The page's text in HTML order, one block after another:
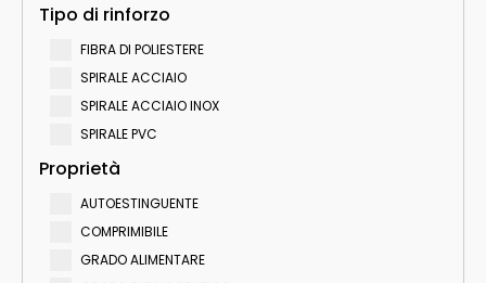
Tipo di rinforzo
FIBRA DI POLIESTERE
SPIRALE ACCIAIO
SPIRALE ACCIAIO INOX
SPIRALE PVC
Proprietà
AUTOESTINGUENTE
COMPRIMIBILE
GRADO ALIMENTARE